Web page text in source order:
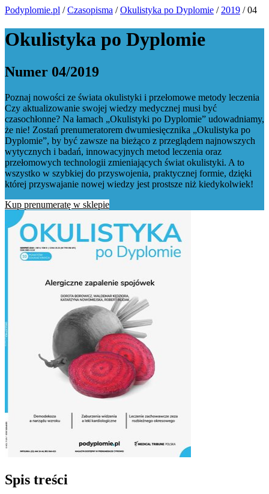
Podyplomie.pl /Czasopisma /Okulistyka po Dyplomie / 2019 / 04
Okulistyka po Dyplomie
Numer 04/2019
Poznaj nowości ze świata okulistyki i przełomowe metody leczenia
Czy aktualizowanie swojej wiedzy medycznej musi być
czasochłonne? Na łamach „Okulistyki po Dyplomie” udowadniamy,
że nie! Zostań prenumeratorem dwumiesięcznika „Okulistyka po
Dyplomie”, by być zawsze na bieżąco z przeglądem najnowszych
wytycznych i badań, innowacyjnych metod leczenia oraz
przełomowych technologii zmieniających świat okulistyki. A to
wszystko w szybkiej do przyswojenia, praktycznej formie, dzięki
której przyswajanie nowej wiedzy jest prostsze niż kiedykolwiek!
Kup prenumeratę w sklepie
Spis treści